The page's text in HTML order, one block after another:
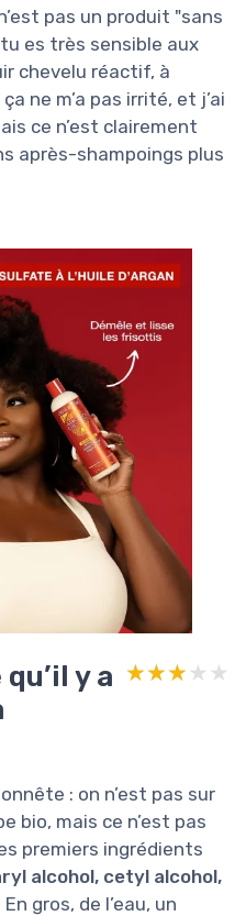
pas un produit "sans
es très sensible aux
chevelu réactif, à
ne m’a pas irrité, et j’ai
ce n’est clairement
après-shampoings plus
y a ★★★★★
★★★★★
: on n’est pas sur
bio, mais ce n’est pas
premiers ingrédients
alcohol, cetyl alcohol,
En gros, de l’eau, un